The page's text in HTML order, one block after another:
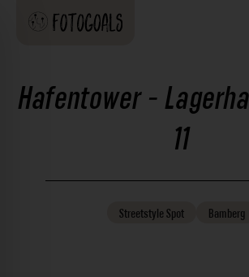
Hafentower -
11
StreetstyleSpot Bamberg